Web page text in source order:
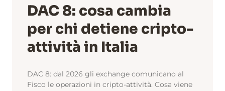
DAC 8: cosa cambia
per chi detiene cripto-
attività in Italia
DAC 8: dal 2026 gli exchange comunicano al
Fisco le operazioni in cripto-attività. Cosa viene